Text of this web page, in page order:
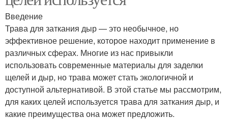
Введение
Трава для заткания дыр — это необычное, но
эффективное решение, которое находит применение в
различных сферах. Многие из нас привыкли
использовать современные материалы для заделки
щелей и дыр, но трава может стать экологичной и
доступной альтернативой. В этой статье мы рассмотрим,
для каких целей используется трава для заткания дыр, и
какие преимущества она может предложить.